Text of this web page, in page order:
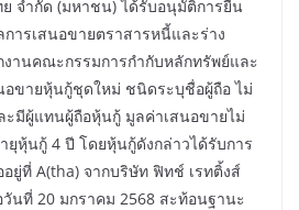
จำกัด (มหาชน) ได้รับอนุมัติการยื่น
ารเสนอขายตราสารหนี้และร่าง
านคณะกรรมการกำกับหลักทรัพย์และ
อขายหุ้นกู้ชุดใหม่ ชนิดระบุชื่อผู้ถือ ไม่
มีผู้แทนผู้ถือหุ้นกู้ มูลค่าเสนอขายไม่
ยุหุ้นกู้ 4 ปี โดยหุ้นกู้ดังกล่าวได้รับการ
ยู่ที่ A(tha) จากบริษัท ฟิทช์ เรทติ้งส์
วันที่ 20 มกราคม 2568 สะท้อนฐานะ